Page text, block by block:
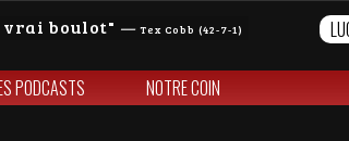
vrai boulot — Tex Cobb (42-7-1)
PODCASTS NOTRE COIN